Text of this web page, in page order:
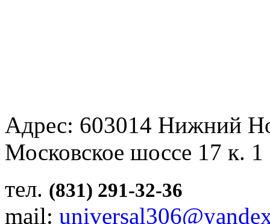
Адрес: 603014 Нижний
Московское шоссе 17 к.
тел. (831) 291-32-36
mail: